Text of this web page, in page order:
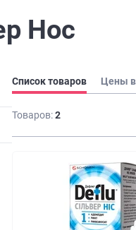
Нос
Список товаров Цены в
Товаров:2